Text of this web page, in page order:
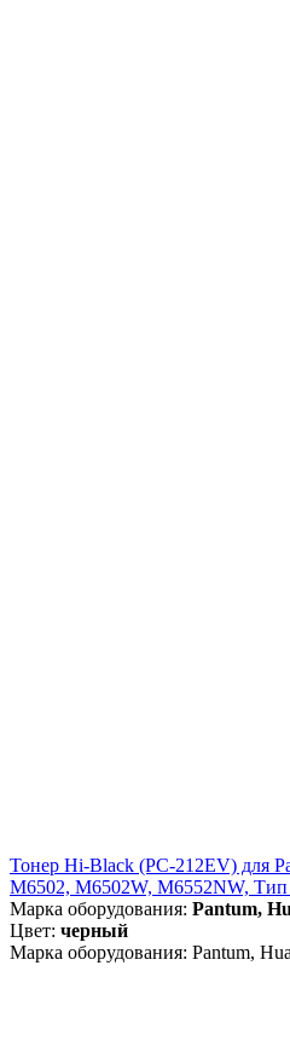
Тонер Hi-Black (PC-212EV) для
M6502, M6502W, M6552NW,
Марка оборудования: Pantum,
Цвет: черный
Марка оборудования: Pantum,